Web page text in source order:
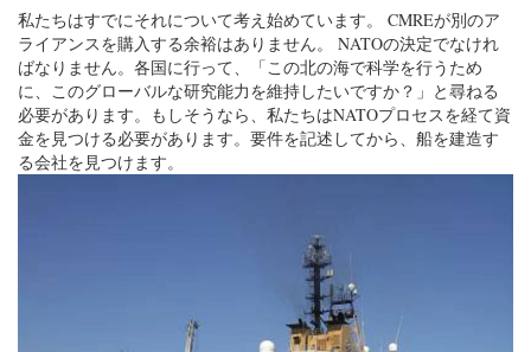
私たちはすでにそれについて考え始めています。 CMREが別のア
ライアンスを購入する余裕はありません。 NATOの決定でなけれ
ばなりません。各国に行って、「この北の海で科学を行うため
に、このグローバルな研究能力を維持したいですか？」と尋ねる
必要があります。もしそうなら、私たちはNATOプロセスを経て資
金を見つける必要があります。要件を記述してから、船を建造す
る会社を見つけます。